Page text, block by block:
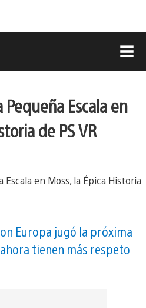
Escala en
de PS VR
Europa jugó la próxima
tienen más respeto